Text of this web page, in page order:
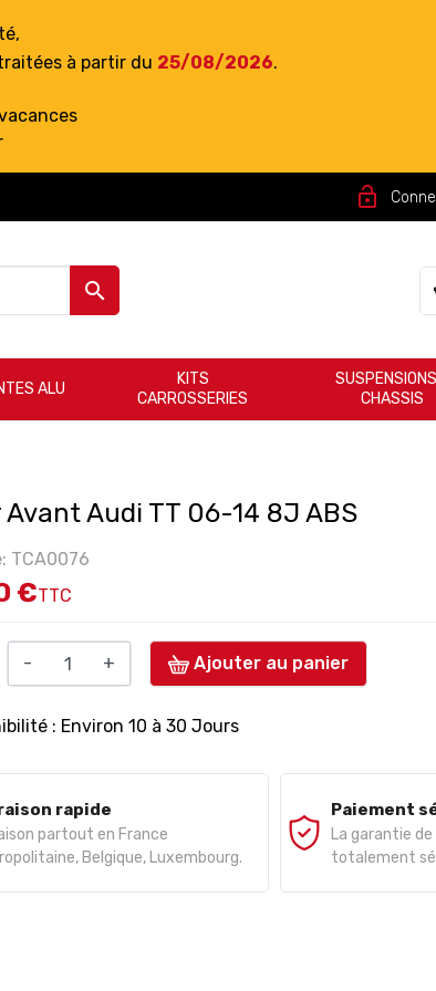
à partir du 25/08/2026.
lock_open

ALU
KITS
CARROSSERIES
CHASSIS
Avant Audi TT 06-14 8J ABS
TCA0076
€TTC
- + Ajouter au panier
: Environ 10 à 30 Jours
rapide
partout en France
Belgique, Luxembourg.
Paiement
La garantie
totalement